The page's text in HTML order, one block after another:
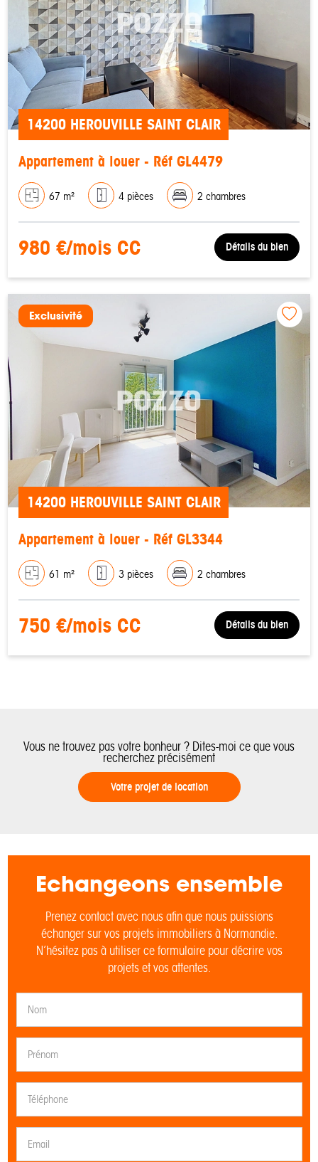
14200 HEROUVILLE SAINT CLAIR
Appartement à louer - Réf GL4479
67 m² 4 pièces 2 chambres
980 €/mois CC Détails du bien
Exclusivité
14200 HEROUVILLE SAINT CLAIR
Appartement à louer - Réf GL3344
61 m² 3 pièces 2 chambres
750 €/mois CC Détails du bien
Vous ne trouvez pas votre bonheur ? Dites-moi ce que vous
recherchez précisément
Votre projet de location
Echangeons ensemble
Prenez contact avec nous afin que nous puissions
échanger sur vos projets immobiliers à Normandie.
N’hésitez pas à utiliser ce formulaire pour décrire vos
projets et vos attentes.